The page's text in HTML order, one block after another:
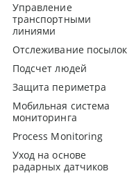
Управление
транспортными
линиями
Отслеживание посылок
Подсчет людей
Защита периметра
Мобильная система
мониторинга
Process Monitoring
Уход на основе
радарных датчиков